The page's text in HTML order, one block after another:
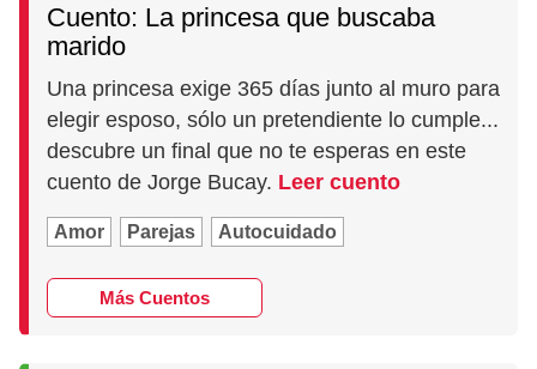
Cuento: La princesa que buscaba
marido
Una princesa exige 365 días junto al muro para
elegir esposo, sólo un pretendiente lo cumple...
descubre un final que no te esperas en este
cuento de Jorge Bucay. Leer cuento
Amor Parejas Autocuidado
Más Cuentos